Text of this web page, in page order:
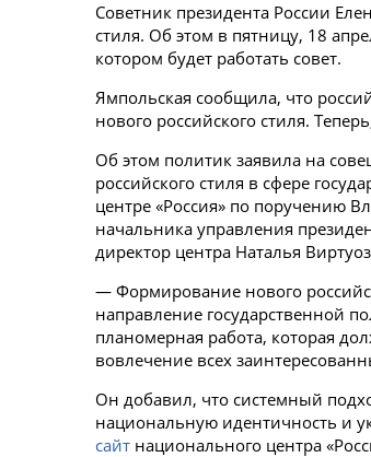
Советник президента России
стиля. Об этом в пятницу, 18
котором будет работать совет.
Ямпольская сообщила, что
нового российского стиля.
Об этом политик заявила на
российского стиля в сфере
центре «Россия» по поручению
начальника управления
директор центра Наталья
— Формирование нового
направление государственной
планомерная работа, которая
вовлечение всех
Он добавил, что системный
национальную идентичность и
сайт национального центра